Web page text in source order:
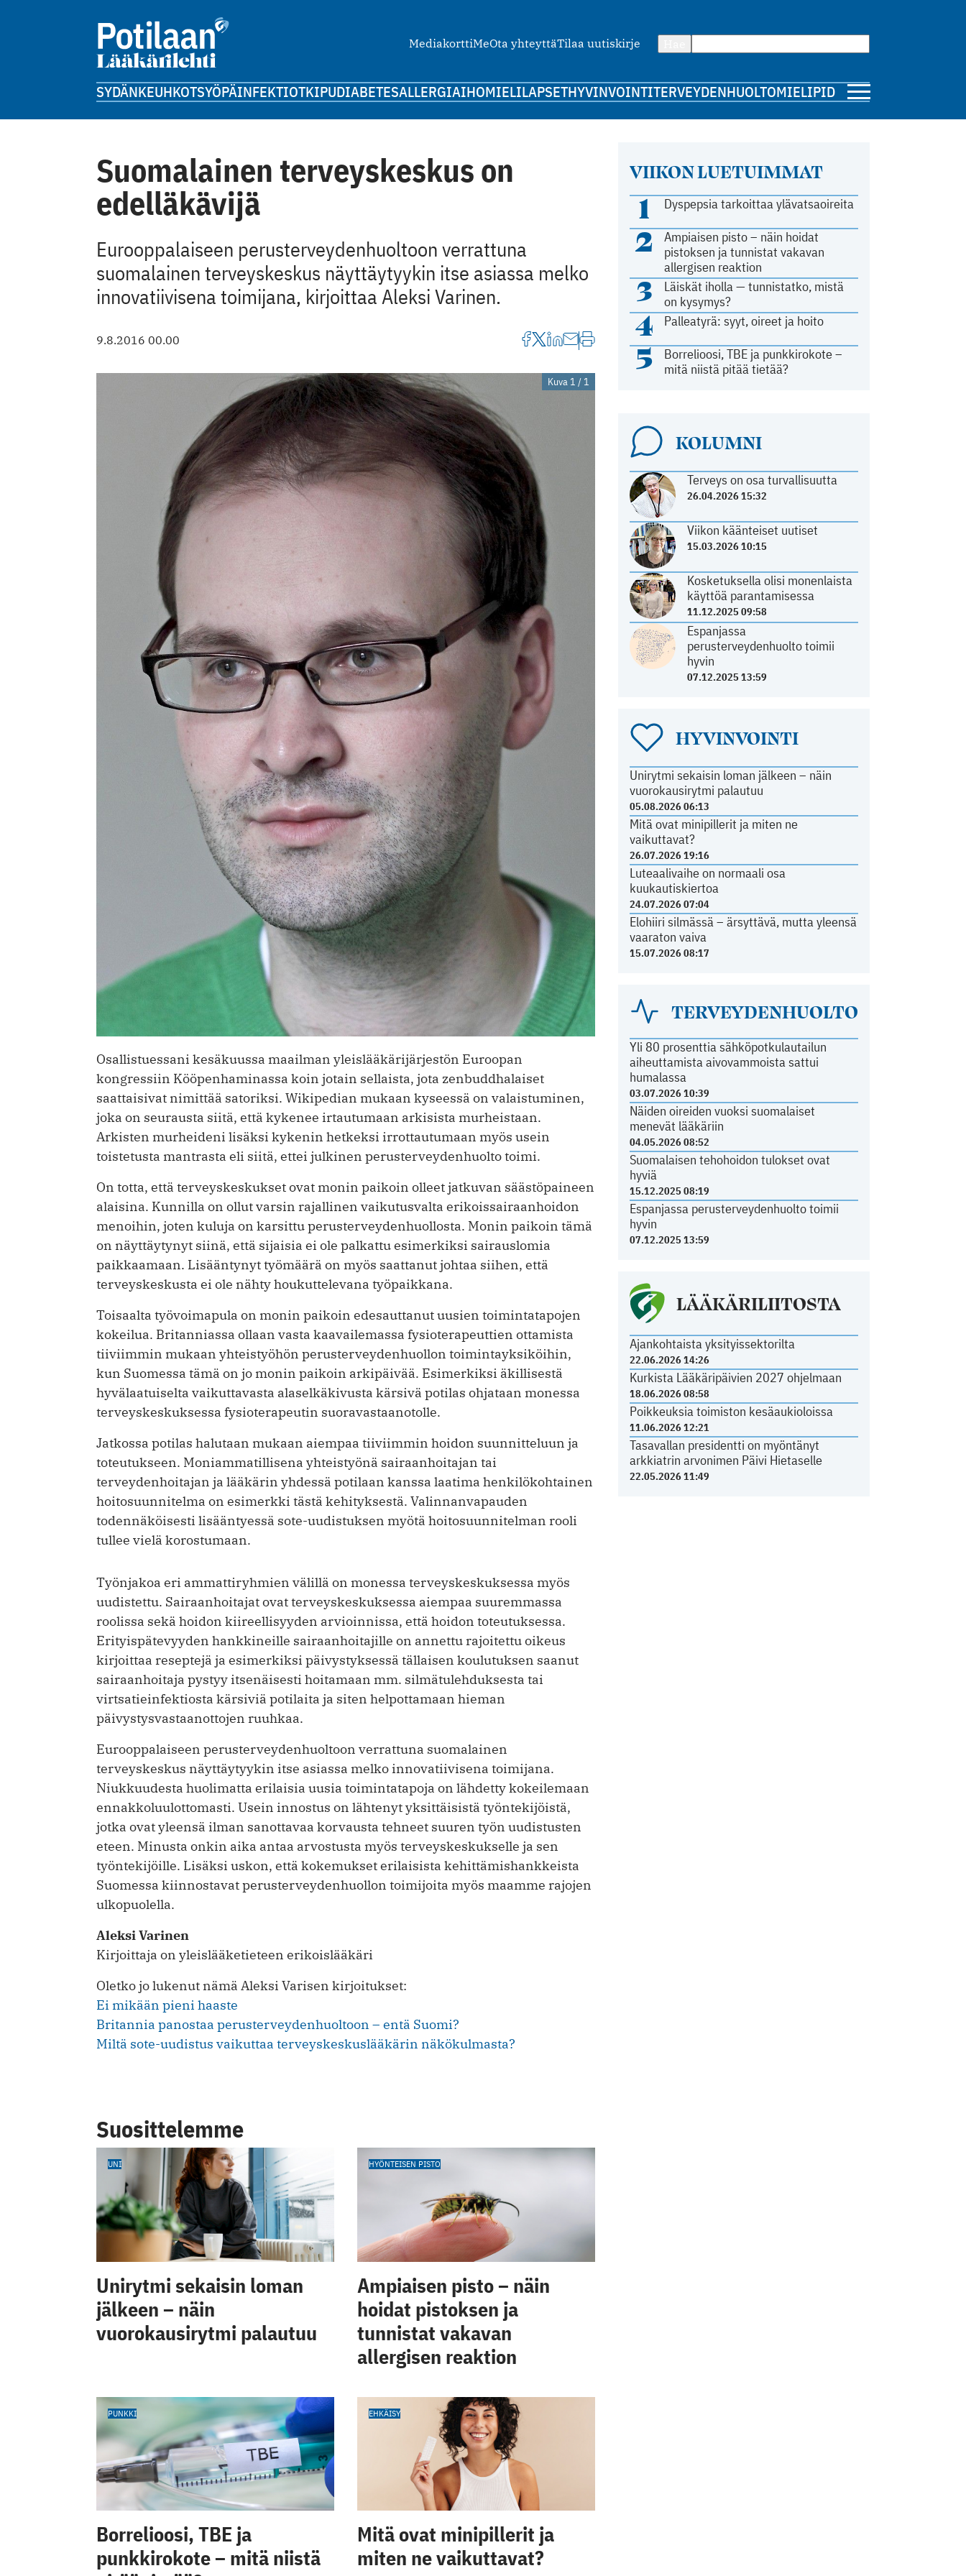
MediakorttiMeOta yhteyttäTilaa uutiskirje
SYDÄNKEUHKOTSYÖPÄINFEKTIOTKIPUDIABETESALLERGIAIHOMIELILAPSETHYVINVOINTITERVEYDENHUOLTOMIELIPIDE
VIIKON LUETUIMMAT
1 Dyspepsia tarkoittaa ylävatsaoireita
2
Ampiaisen pisto – näin hoidat
pistoksen ja tunnistat vakavan
allergisen reaktion
3
Läiskät iholla — tunnistatko, mistä
on kysymys?
4 Palleatyrä: syyt, oireet ja hoito
5
Borrelioosi, TBE ja punkkirokote –
mitä niistä pitää tietää?
KOLUMNI
Terveys on osa turvallisuutta
26.04.2026 15:32
Viikon käänteiset uutiset
15.03.2026 10:15
Kosketuksella olisi monenlaista
käyttöä parantamisessa
11.12.2025 09:58
Espanjassa
perusterveydenhuolto toimii
hyvin
07.12.2025 13:59
HYVINVOINTI
Unirytmi sekaisin loman jälkeen – näin
vuorokausirytmi palautuu
05.08.2026 06:13
Mitä ovat minipillerit ja miten ne
vaikuttavat?
26.07.2026 19:16
Luteaalivaihe on normaali osa
kuukautiskiertoa
24.07.2026 07:04
Elohiiri silmässä – ärsyttävä, mutta yleensä
vaaraton vaiva
15.07.2026 08:17
TERVEYDENHUOLTO
Yli 80 prosenttia sähköpotkulautailun
aiheuttamista aivovammoista sattui
humalassa
03.07.2026 10:39
Näiden oireiden vuoksi suomalaiset
menevät lääkäriin
04.05.2026 08:52
Suomalaisen tehohoidon tulokset ovat
hyviä
15.12.2025 08:19
Espanjassa perusterveydenhuolto toimii
hyvin
07.12.2025 13:59
LÄÄKÄRILIITOSTA
Ajankohtaista yksityissektorilta
22.06.2026 14:26
Kurkista Lääkäripäivien 2027 ohjelmaan
18.06.2026 08:58
Poikkeuksia toimiston kesäaukioloissa
11.06.2026 12:21
Tasavallan presidentti on myöntänyt
arkkiatrin arvonimen Päivi Hietaselle
22.05.2026 11:49
Suomalainen terveyskeskus on
edelläkävijä
Eurooppalaiseen perusterveydenhuoltoon verrattuna
suomalainen terveyskeskus näyttäytyykin itse asiassa melko
innovatiivisena toimijana, kirjoittaa Aleksi Varinen.
9.8.2016 00.00
Kuva 1 / 1
Osallistuessani kesäkuussa maailman yleislääkärijärjestön Euroopan
kongressiin Kööpenhaminassa koin jotain sellaista, jota zenbuddhalaiset
saattaisivat nimittää satoriksi. Wikipedian mukaan kyseessä on valaistuminen,
joka on seurausta siitä, että kykenee irtautumaan arkisista murheistaan.
Arkisten murheideni lisäksi kykenin hetkeksi irrottautumaan myös usein
toistetusta mantrasta eli siitä, ettei julkinen perusterveydenhuolto toimi.
On totta, että terveyskeskukset ovat monin paikoin olleet jatkuvan säästöpaineen
alaisina. Kunnilla on ollut varsin rajallinen vaikutusvalta erikoissairaanhoidon
menoihin, joten kuluja on karsittu perusterveydenhuollosta. Monin paikoin tämä
on näyttäytynyt siinä, että sijaisia ei ole palkattu esimerkiksi sairauslomia
paikkaamaan. Lisääntynyt työmäärä on myös saattanut johtaa siihen, että
terveyskeskusta ei ole nähty houkuttelevana työpaikkana.
Toisaalta työvoimapula on monin paikoin edesauttanut uusien toimintatapojen
kokeilua. Britanniassa ollaan vasta kaavailemassa fysioterapeuttien ottamista
tiiviimmin mukaan yhteistyöhön perusterveydenhuollon toimintayksiköihin,
kun Suomessa tämä on jo monin paikoin arkipäivää. Esimerkiksi äkillisestä
hyvälaatuiselta vaikuttavasta alaselkäkivusta kärsivä potilas ohjataan monessa
terveyskeskuksessa fysioterapeutin suoravastaanotolle.
Jatkossa potilas halutaan mukaan aiempaa tiiviimmin hoidon suunnitteluun ja
toteutukseen. Moniammatillisena yhteistyönä sairaanhoitajan tai
terveydenhoitajan ja lääkärin yhdessä potilaan kanssa laatima henkilökohtainen
hoitosuunnitelma on esimerkki tästä kehityksestä. Valinnanvapauden
todennäköisesti lisääntyessä sote-uudistuksen myötä hoitosuunnitelman rooli
tullee vielä korostumaan.
Työnjakoa eri ammattiryhmien välillä on monessa terveyskeskuksessa myös
uudistettu. Sairaanhoitajat ovat terveyskeskuksessa aiempaa suuremmassa
roolissa sekä hoidon kiireellisyyden arvioinnissa, että hoidon toteutuksessa.
Erityispätevyyden hankkineille sairaanhoitajille on annettu rajoitettu oikeus
kirjoittaa reseptejä ja esimerkiksi päivystyksessä tällaisen koulutuksen saanut
sairaanhoitaja pystyy itsenäisesti hoitamaan mm. silmätulehduksesta tai
virtsatieinfektiosta kärsiviä potilaita ja siten helpottamaan hieman
päivystysvastaanottojen ruuhkaa.
Eurooppalaiseen perusterveydenhuoltoon verrattuna suomalainen
terveyskeskus näyttäytyykin itse asiassa melko innovatiivisena toimijana.
Niukkuudesta huolimatta erilaisia uusia toimintatapoja on lähdetty kokeilemaan
ennakkoluulottomasti. Usein innostus on lähtenyt yksittäisistä työntekijöistä,
jotka ovat yleensä ilman sanottavaa korvausta tehneet suuren työn uudistusten
eteen. Minusta onkin aika antaa arvostusta myös terveyskeskukselle ja sen
työntekijöille. Lisäksi uskon, että kokemukset erilaisista kehittämishankkeista
Suomessa kiinnostavat perusterveydenhuollon toimijoita myös maamme rajojen
ulkopuolella.
Aleksi Varinen
Kirjoittaja on yleislääketieteen erikoislääkäri
Oletko jo lukenut nämä Aleksi Varisen kirjoitukset:
Ei mikään pieni haaste
Britannia panostaa perusterveydenhuoltoon – entä Suomi?
Miltä sote-uudistus vaikuttaa terveyskeskuslääkärin näkökulmasta?
Suosittelemme
UNI
Unirytmi sekaisin loman
jälkeen – näin
vuorokausirytmi palautuu
HYÖNTEISEN PISTO
Ampiaisen pisto – näin
hoidat pistoksen ja
tunnistat vakavan
allergisen reaktion
PUNKKI
Borrelioosi, TBE ja
punkkirokote – mitä niistä
EHKÄISY
Mitä ovat minipillerit ja
miten ne vaikuttavat?